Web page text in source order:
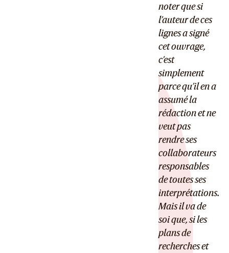
noter que si
l’auteur de ces
lignes a signé
cet ouvrage,
c’est
simplement
parce qu’il en a
assumé la
rédaction et ne
veut pas
rendre ses
collaborateurs
responsables
de toutes ses
interprétations.
Mais il va de
soi que, si les
plans de
recherches et